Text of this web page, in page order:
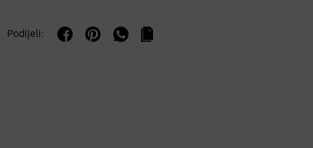
Podijeli: